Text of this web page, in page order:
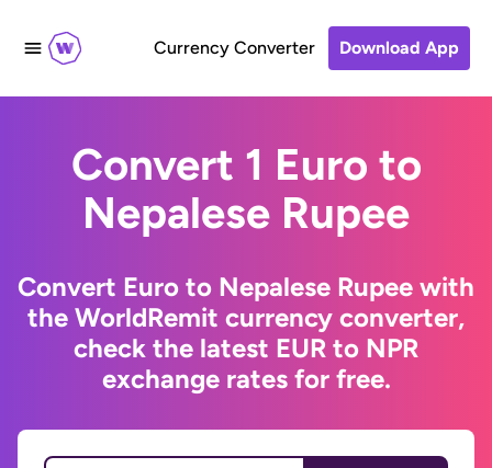
Currency Converter Download App
Convert 1 Euro to
Nepalese Rupee
Convert Euro to Nepalese Rupee with
the WorldRemit currency converter,
check the latest EUR to NPR
exchange rates for free.